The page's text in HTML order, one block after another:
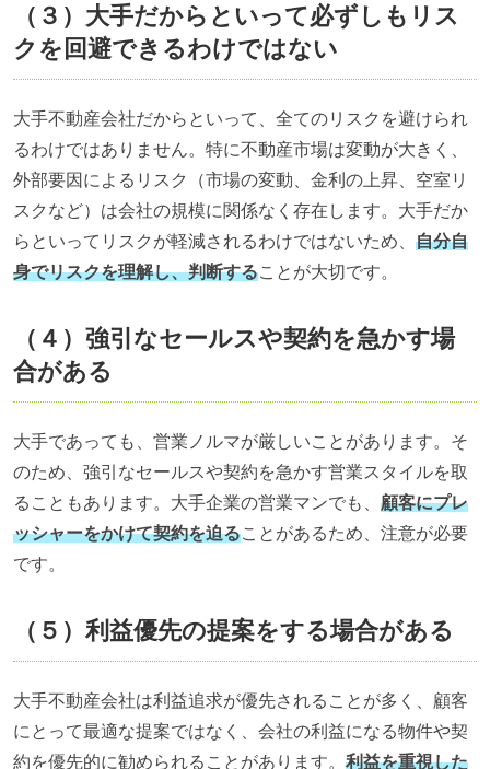
（３）大手だからといって必ずしもリス
クを回避できるわけではない
大手不動産会社だからといって、全てのリスクを避けられ
るわけではありません。特に不動産市場は変動が大きく、
外部要因によるリスク（市場の変動、金利の上昇、空室リ
スクなど）は会社の規模に関係なく存在します。大手だか
らといってリスクが軽減されるわけではないため、 自分自
身でリスクを理解し、判断することが大切です。
（４）強引なセールスや契約を急かす場
合がある
大手であっても、営業ノルマが厳しいことがあります。そ
のため、強引なセールスや契約を急かす営業スタイルを取
ることもあります。大手企業の営業マンでも、 顧客にプレ
ッシャーをかけて契約を迫ることがあるため、注意が必要
です。
（５）利益優先の提案をする場合がある
大手不動産会社は利益追求が優先されることが多く、顧客
にとって最適な提案ではなく、会社の利益になる物件や契
約を優先的に勧められることがあります。 利益を重視した